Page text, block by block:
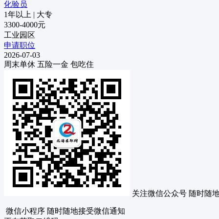
化验员
1年以上 | 大专
3300-4000元
工业园区
申请职位
2026-07-03
周末单休 五险一金 包吃住
关注微信公众号 随时随
微信小程序 随时随地接受微信通知